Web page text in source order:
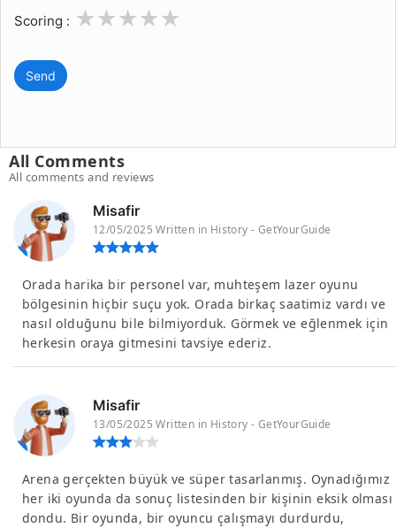
Scoring : 3
2
1
Send
All Comments
All comments and reviews
Misafir
12/05/2025 Written in History - GetYourGuide
Orada harika bir personel var, muhteşem lazer oyunu
bölgesinin hiçbir suçu yok. Orada birkaç saatimiz vardı ve
nasıl olduğunu bile bilmiyorduk. Görmek ve eğlenmek için
herkesin oraya gitmesini tavsiye ederiz.
Misafir
13/05/2025 Written in History - GetYourGuide
Arena gerçekten büyük ve süper tasarlanmış. Oynadığımız
her iki oyunda da sonuç listesinden bir kişinin eksik olması
dondu. Bir oyunda, bir oyuncu çalışmayı durdurdu,